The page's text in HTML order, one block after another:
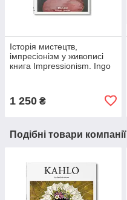
Історія мистецтв,
імпресіонізм у живописі
книга Impressionism. Ingo
1 250 ₴
Подібні товари компанії